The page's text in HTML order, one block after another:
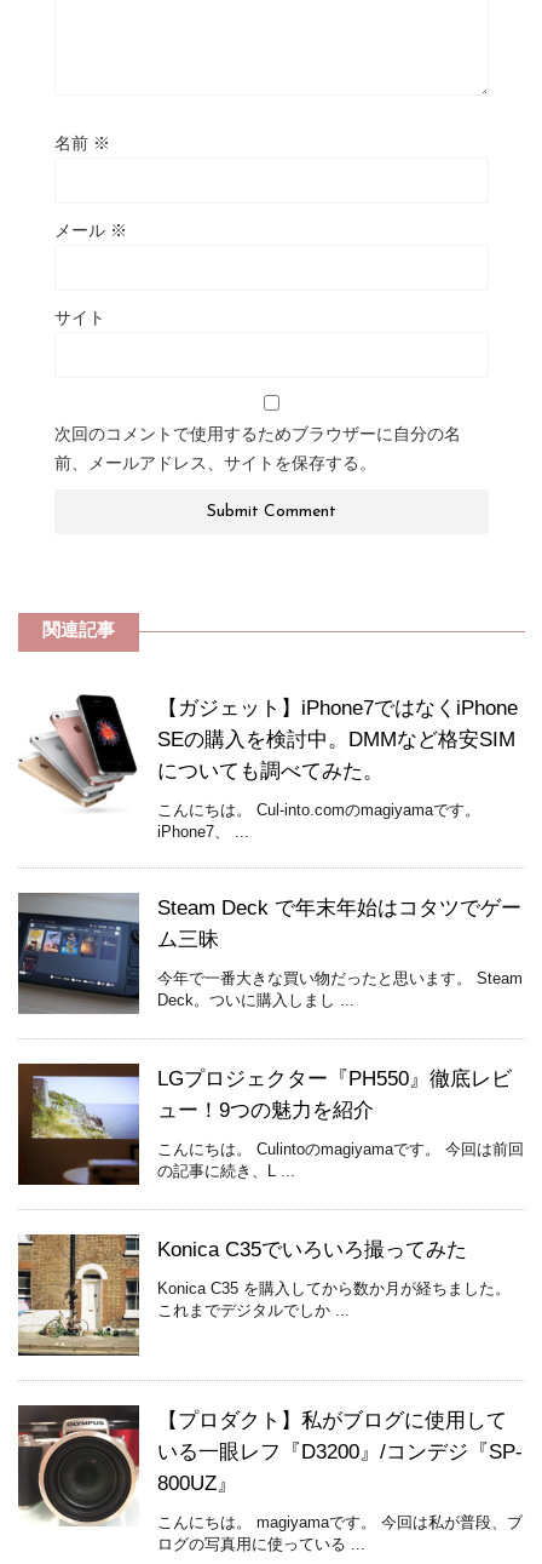
名前 ※
メール ※
サイト
次回のコメントで使用するためブラウザーに自分の名
前、メールアドレス、サイトを保存する。
関連記事
【ガジェット】iPhone7ではなくiPhone
SEの購入を検討中。DMMなど格安SIM
についても調べてみた。
こんにちは。 Cul-into.comのmagiyamaです。
iPhone7、 ...
Steam Deck で年末年始はコタツでゲー
ム三昧
今年で一番大きな買い物だったと思います。 Steam
Deck。ついに購入しまし ...
LGプロジェクター『PH550』徹底レビ
ュー！9つの魅力を紹介
こんにちは。 Culintoのmagiyamaです。 今回は前回
の記事に続き、L ...
Konica C35でいろいろ撮ってみた
Konica C35 を購入してから数か月が経ちました。
これまでデジタルでしか ...
【プロダクト】私がブログに使用して
いる一眼レフ『D3200』/コンデジ『SP-
800UZ』
こんにちは。 magiyamaです。 今回は私が普段、ブ
ログの写真用に使っている ...